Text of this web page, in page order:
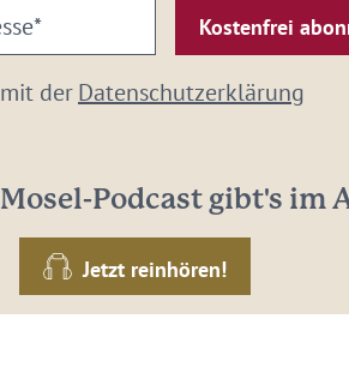
derDatenschutzerklärung
Podcast gibt's im
Jetzt reinhören!